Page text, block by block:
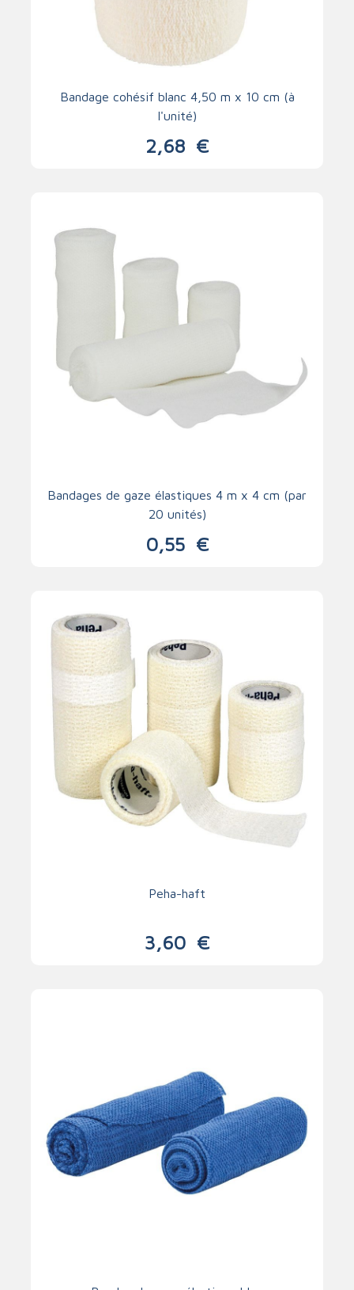
Bandage cohésif blanc 4,50 m x 10 cm (à
l'unité)
2,68 €
Bandages de gaze élastiques 4 m x 4 cm (par
20 unités)
0,55 €
Peha-haft
3,60 €